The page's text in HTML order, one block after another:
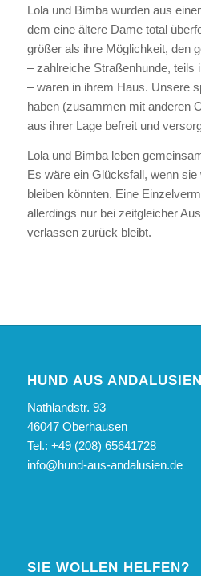
Lola und Bimba wurden aus
dem eine ältere Dame total
größer als ihre Möglichkeit, den
– zahlreiche Straßenhunde, teils
– waren in ihrem Haus. Unsere
haben (zusammen mit anderen
aus ihrer Lage befreit und
Lola und Bimba leben
Es wäre ein Glücksfall, wenn
bleiben könnten. Eine
allerdings nur bei zeitgleicher
verlassen zurück bleibt.
HUND AUS
Nathlandstr. 93
46047 Oberhausen
Tel.: +49 (208) 65641728
info@hund-aus-andalusien.de
SIE WOLLEN HELFEN?